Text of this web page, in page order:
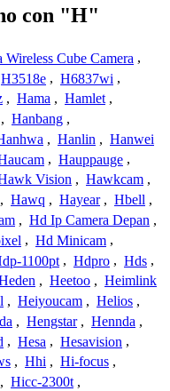
con "H"
Cube Camera ,
H3518e , H6837wi ,
, Hama , Hamlet ,
, Hanbang ,
, Hanlin , Hanwei
, Hauppauge ,
Vision , Hawkcam ,
, Hawq , Hayear , Hbell ,
, Hd Ip Camera Depan ,
, Hd Minicam ,
1100pt , Hdpro , Hds ,
, Heetoo , Heimlink
, Heiyoucam , Helios ,
, Hengstar , Hennda ,
, Hesa , Hesavision ,
, Hhi , Hi-focus ,
, Hicc-2300t ,